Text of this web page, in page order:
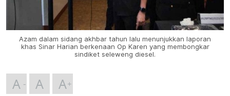
Azam dalam sidang akhbar tahun lalu menunjukkan laporan
khas Sinar Harian berkenaan Op Karen yang membongkar
sindiket seleweng diesel.
A A A